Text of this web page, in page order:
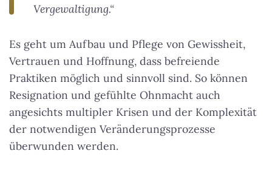
Vergewaltigung.“
Es geht um Aufbau und Pflege von Gewissheit,
Vertrauen und Hoffnung, dass befreiende
Praktiken möglich und sinnvoll sind. So können
Resignation und gefühlte Ohnmacht auch
angesichts multipler Krisen und der Komplexität
der notwendigen Veränderungsprozesse
überwunden werden.